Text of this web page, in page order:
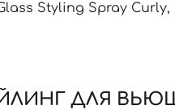
Styling Spray Curly,
ДЛЯ